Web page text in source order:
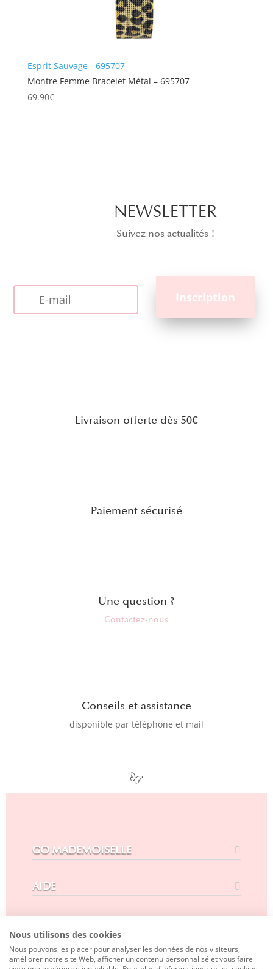
Esprit Sauvage - 695707
Montre Femme Bracelet Métal – 695707
69.90€
NEWSLETTER
Suivez nos actualités !
Livraison offerte dès 50€
Paiement sécurisé
Une question ?
Contactez-nous
Conseils et assistance
disponible par téléphone et mail
GO MADEMOISELLE
AIDE
SUIVEZ-NOUS
Nous utilisons des cookies
Nous pouvons les placer pour analyser les données de nos visiteurs,
améliorer notre site Web, afficher un contenu personnalisé et vous faire